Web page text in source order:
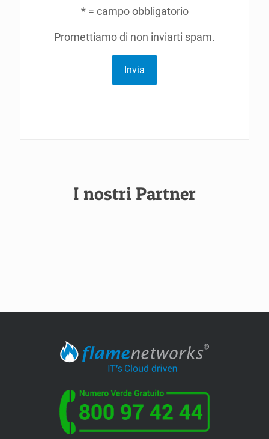
* = campo obbligatorio
Promettiamo di non inviarti spam.
Invia
I nostri Partner